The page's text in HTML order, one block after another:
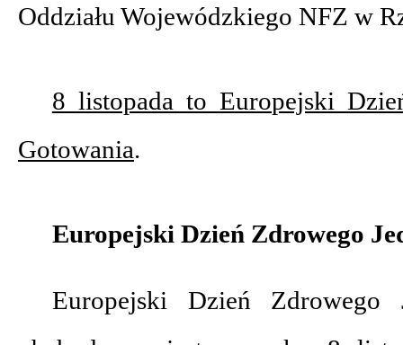
Oddziału Wojewódzkiego NFZ w
8 listopada to Europejski
Gotowania.
Europejski Dzień Zdrowego
Europejski Dzień Zdrowego